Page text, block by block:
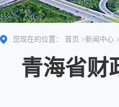
您现在的位置： 首页 >新闻中心 >
青海省财